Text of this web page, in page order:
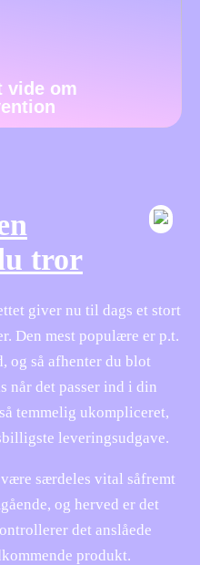
vide om
tror
giver nu til dags et stort
Den mest populære er p.t.
og så afhenter du blot
når det passer ind i din
temmelig ukompliceret,
leveringsudgave.
særdeles vital såfremt
og herved er det
det anslåede
produkt.